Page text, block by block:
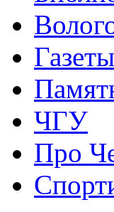
Газеты
ЧГУ
Про